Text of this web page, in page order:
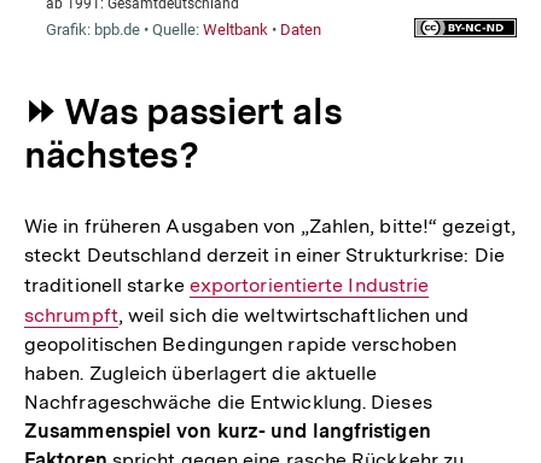
⏩ Was passiert als
nächstes?
Wie in früheren Ausgaben von „Zahlen, bitte!“ gezeigt,
steckt Deutschland derzeit in einer Strukturkrise: Die
traditionell starke Interner
Link:
exportorientierte Industrie
schrumpft, weil sich die weltwirtschaftlichen und
geopolitischen Bedingungen rapide verschoben
haben. Zugleich überlagert die aktuelle
Nachfrageschwäche die Entwicklung. Dieses
Zusammenspiel von kurz- und langfristigen